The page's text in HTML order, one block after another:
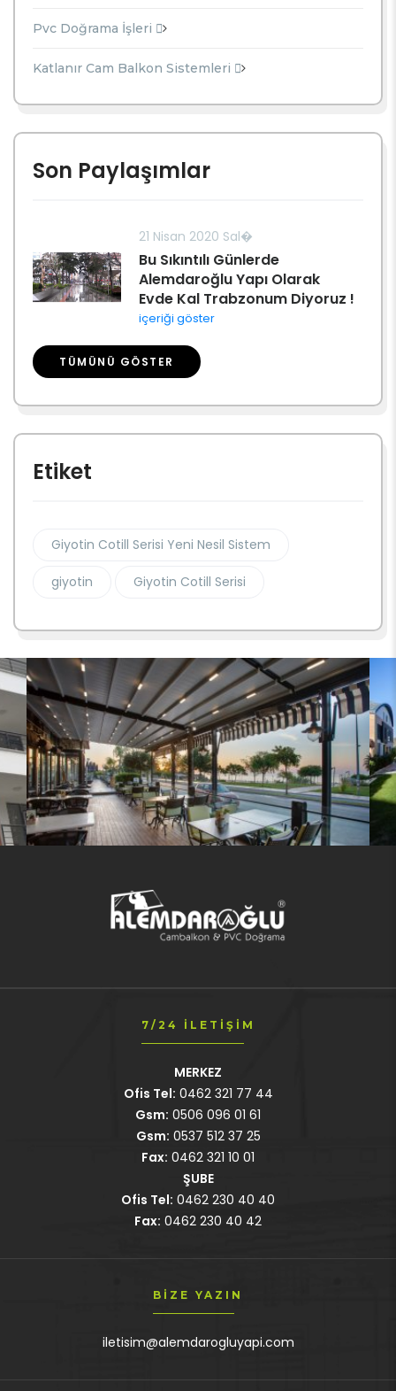
Pvc Doğrama İşleri
Katlanır Cam Balkon Sistemleri
Son Paylaşımlar
21 Nisan 2020 Sal�
Bu Sıkıntılı Günlerde
Alemdaroğlu Yapı Olarak
Evde Kal Trabzonum Diyoruz !
içeriği göster
TÜMÜNÜ GÖSTER
Etiket
Giyotin Cotill Serisi Yeni Nesil Sistem
giyotin Giyotin Cotill Serisi
7/24 İLETIŞIM
MERKEZ
Ofis Tel: 0462 321 77 44
Gsm: 0506 096 01 61
Gsm: 0537 512 37 25
Fax: 0462 321 10 01
ŞUBE
Ofis Tel: 0462 230 40 40
Fax: 0462 230 40 42
BIZE YAZIN
iletisim@alemdarogluyapi.com